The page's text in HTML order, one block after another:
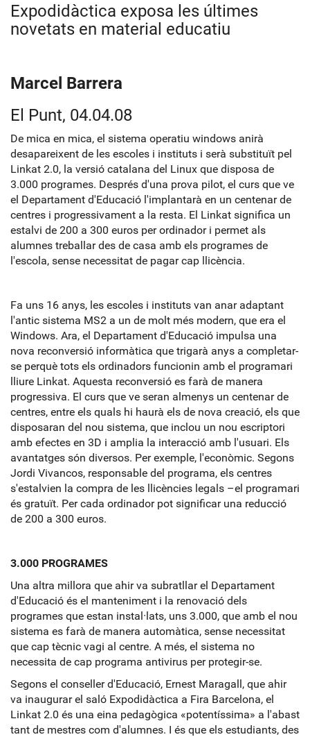
Expodidàctica exposa les últimes
novetats en material educatiu
Marcel Barrera
El Punt, 04.04.08
De mica en mica, el sistema operatiu windows anirà
desapareixent de les escoles i instituts i serà substituït pel
Linkat 2.0, la versió catalana del Linux que disposa de
3.000 programes. Després d'una prova pilot, el curs que ve
el Departament d'Educació l'implantarà en un centenar de
centres i progressivament a la resta. El Linkat significa un
estalvi de 200 a 300 euros per ordinador i permet als
alumnes treballar des de casa amb els programes de
l'escola, sense necessitat de pagar cap llicència.
Fa uns 16 anys, les escoles i instituts van anar adaptant
l'antic sistema MS2 a un de molt més modern, que era el
Windows. Ara, el Departament d'Educació impulsa una
nova reconversió informàtica que trigarà anys a completar-
se perquè tots els ordinadors funcionin amb el programari
lliure Linkat. Aquesta reconversió es farà de manera
progressiva. El curs que ve seran almenys un centenar de
centres, entre els quals hi haurà els de nova creació, els que
disposaran del nou sistema, que inclou un nou escriptori
amb efectes en 3D i amplia la interacció amb l'usuari. Els
avantatges són diversos. Per exemple, l'econòmic. Segons
Jordi Vivancos, responsable del programa, els centres
s'estalvien la compra de les llicències legals –el programari
és gratuït. Per cada ordinador pot significar una reducció
de 200 a 300 euros.
3.000 PROGRAMES
Una altra millora que ahir va subratllar el Departament
d'Educació és el manteniment i la renovació dels
programes que estan instal·lats, uns 3.000, que amb el nou
sistema es farà de manera automàtica, sense necessitat
que cap tècnic vagi al centre. A més, el sistema no
necessita de cap programa antivirus per protegir-se.
Segons el conseller d'Educació, Ernest Maragall, que ahir
va inaugurar el saló Expodidàctica a Fira Barcelona, el
Linkat 2.0 és una eina pedagògica «potentíssima» a l'abast
tant de mestres com d'alumnes. I és que els estudiants, des